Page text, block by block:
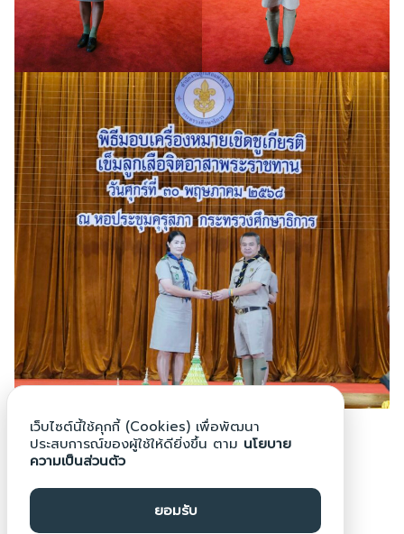
นายดนุวัช ด้วงแพง
เว็บไซต์นี้ใช้คุกกี้ (Cookies) เพื่อพัฒนา
ประสบการณ์ของผู้ใช้ให้ดียิ่งขึ้น ตาม นโยบาย
ความเป็นส่วนตัว
ยอมรับ